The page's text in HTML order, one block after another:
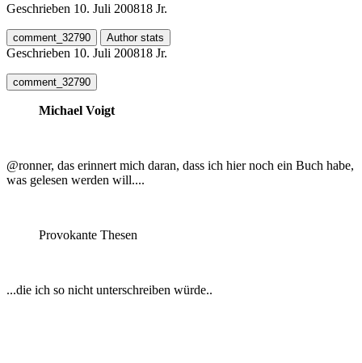
Geschrieben 10. Juli 200818 Jr.
comment_32790 Author stats
Geschrieben 10. Juli 200818 Jr.
comment_32790
Michael Voigt
@ronner, das erinnert mich daran, dass ich hier noch ein Buch habe,
was gelesen werden will....
Provokante Thesen
...die ich so nicht unterschreiben würde..